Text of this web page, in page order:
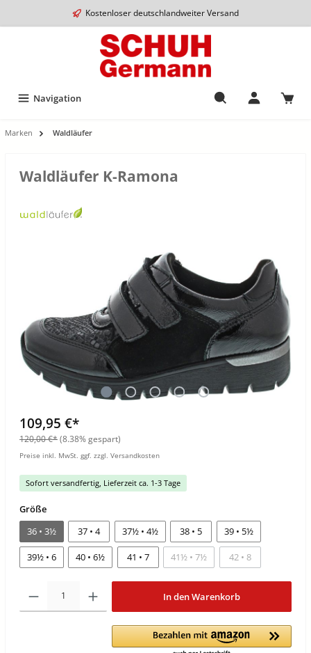
Kostenloser deutschlandweiter Versand
Navigation
Marken Waldläufer
Waldläufer K-Ramona
109,95 €*
120,00 €*(8.38% gespart)
Preise inkl. MwSt. ggf. zzgl. Versandkosten
Sofort versandfertig, Lieferzeit ca. 1-3 Tage
Größe
36 • 3½
37 • 4 37½ • 4½ 38 • 5 39 • 5½
39½ • 6 40 • 6½ 41 • 7 41½ • 7½ 42 • 8
In den Warenkorb